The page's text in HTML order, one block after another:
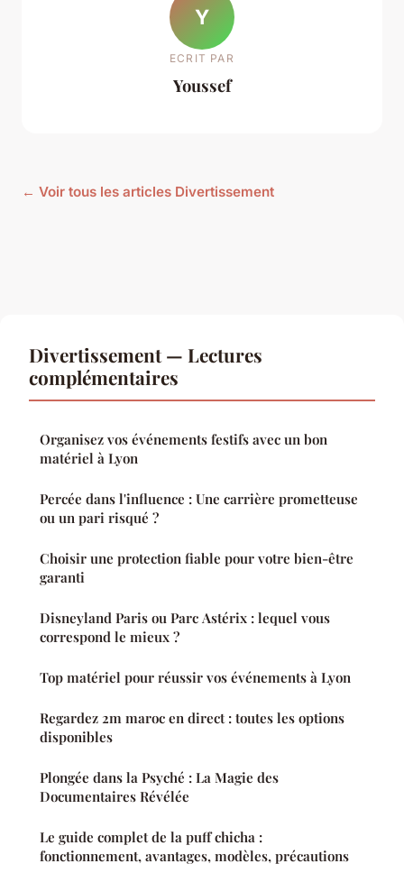
Y
ECRIT PAR
Youssef
← Voir tous les articles Divertissement
Divertissement — Lectures
complémentaires
Organisez vos événements festifs avec un bon
matériel à Lyon
Percée dans l'influence : Une carrière prometteuse
ou un pari risqué ?
Choisir une protection fiable pour votre bien-être
garanti
Disneyland Paris ou Parc Astérix : lequel vous
correspond le mieux ?
Top matériel pour réussir vos événements à Lyon
Regardez 2m maroc en direct : toutes les options
disponibles
Plongée dans la Psyché : La Magie des
Documentaires Révélée
Le guide complet de la puff chicha :
fonctionnement, avantages, modèles, précautions